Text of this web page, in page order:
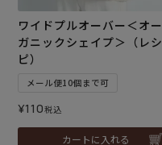
ワイドプルオーバー＜オー
ガニックシェイプ＞（レシ
ピ）
メール便10個まで可
¥110税込
カートに入れる